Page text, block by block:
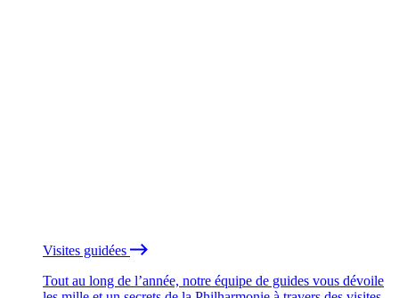
Visites guidées
Tout au long de l’année, notre équipe de guides vous dévoile